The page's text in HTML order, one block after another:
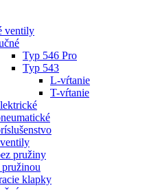
ventily
Typ 546 Pro
Typ 543
L-vŕtanie
T-vŕtanie
pružiny
pružinou
klapky